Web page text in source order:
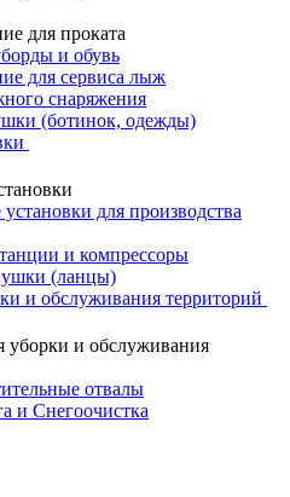
для проката
и обувь
для сервисa лыж
снаряжения
(ботинок, одежды)
для производства
и компрессоры
(ланцы)
и обслуживания территорий
уборки и обслуживания
отвалы
и Снегоочистка